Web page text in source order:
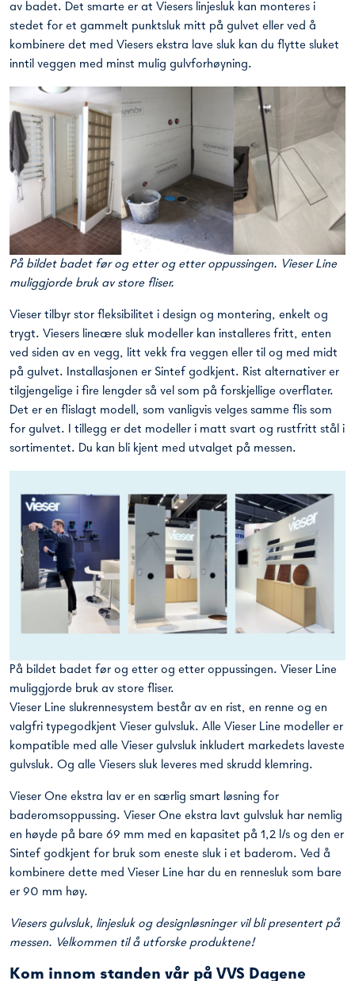
av badet. Det smarte er at Viesers linjesluk kan monteres i
stedet for et gammelt punktsluk mitt på gulvet eller ved å
kombinere det med Viesers ekstra lave sluk kan du flytte sluket
inntil veggen med minst mulig gulvforhøyning.
På bildet badet før og etter og etter oppussingen. Vieser Line
muliggjorde bruk av store fliser.
Vieser tilbyr stor fleksibilitet i design og montering, enkelt og
trygt. Viesers lineære sluk modeller kan installeres fritt, enten
ved siden av en vegg, litt vekk fra veggen eller til og med midt
på gulvet. Installasjonen er Sintef godkjent. Rist alternativer er
tilgjengelige i fire lengder så vel som på forskjellige overflater.
Det er en flislagt modell, som vanligvis velges samme flis som
for gulvet. I tillegg er det modeller i matt svart og rustfritt stål i
sortimentet. Du kan bli kjent med utvalget på messen.
På bildet badet før og etter og etter oppussingen. Vieser Line
muliggjorde bruk av store fliser.
Vieser Line slukrennesystem består av en rist, en renne og en
valgfri typegodkjent Vieser gulvsluk. Alle Vieser Line modeller er
kompatible med alle Vieser gulvsluk inkludert markedets laveste
gulvsluk. Og alle Viesers sluk leveres med skrudd klemring.
Vieser One ekstra lav er en særlig smart løsning for
baderomsoppussing. Vieser One ekstra lavt gulvsluk har nemlig
en høyde på bare 69 mm med en kapasitet på 1,2 l/s og den er
Sintef godkjent for bruk som eneste sluk i et baderom. Ved å
kombinere dette med Vieser Line har du en rennesluk som bare
er 90 mm høy.
Viesers gulvsluk, linjesluk og designløsninger vil bli presentert på
messen. Velkommen til å utforske produktene!
Kom innom standen vår på VVS Dagene